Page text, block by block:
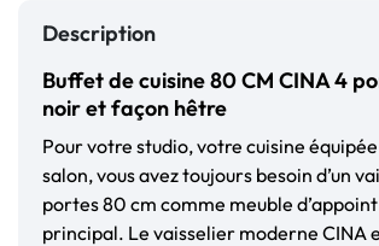
Description
Buffet de cuisine 80 CM CINA 4
noir et façon hêtre
Pour votre studio, votre cuisine
salon, vous avez toujours besoin d’un
portes 80 cm comme meuble
principal. Le vaisselier moderne CINA